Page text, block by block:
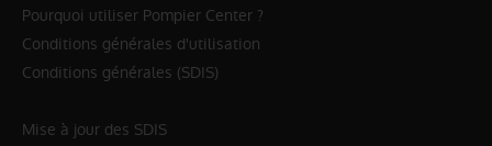
Pourquoi utiliser Pompier Center ?
Conditions générales d'utilisation
Conditions générales (SDIS)
Mise à jour des SDIS